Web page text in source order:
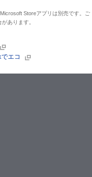
Storeアプリは別売です。ご
あります。
エコ